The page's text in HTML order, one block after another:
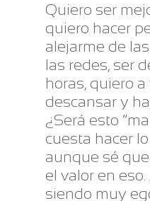
Quiero ser
quiero hacer
alejarme de
las redes, ser
horas, quiero
descansar y
¿Será esto
cuesta hacer
aunque sé
el valor en
siendo muy